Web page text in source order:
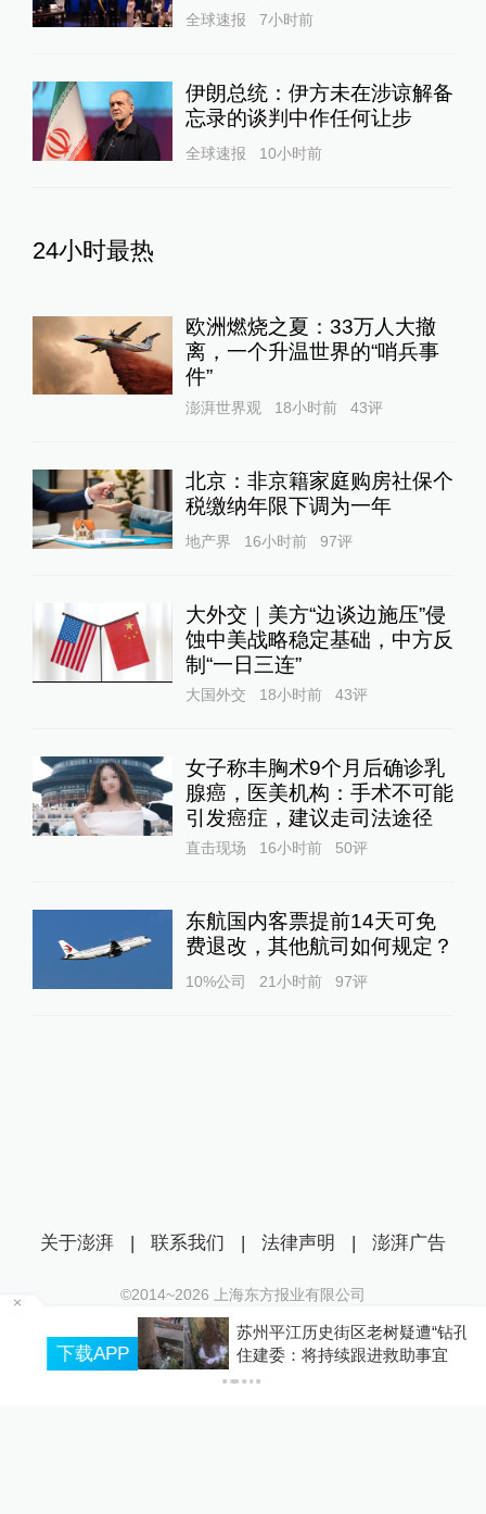
全球速报 7小时前
伊朗总统：伊方未在涉谅解备
忘录的谈判中作任何让步
全球速报 10小时前
24小时最热
欧洲燃烧之夏：33万人大撤
离，一个升温世界的“哨兵事
件”
澎湃世界观 18小时前 43评
北京：非京籍家庭购房社保个
税缴纳年限下调为一年
地产界 16小时前 97评
大外交｜美方“边谈边施压”侵
蚀中美战略稳定基础，中方反
制“一日三连”
大国外交 18小时前 43评
女子称丰胸术9个月后确诊乳
腺癌，医美机构：手术不可能
引发癌症，建议走司法途径
直击现场 16小时前 50评
东航国内客票提前14天可免
费退改，其他航司如何规定？
10%公司 21小时前 97评
苏州平江历史街区老树疑遭“钻孔灌药”，姑苏区
住建委：将持续跟进救助事宜
关于澎湃 | 联系我们 | 法律声明 | 澎湃广告
©2014~2026 上海东方报业有限公司
沪ICP证：沪B2-20170116 | 沪ICP备14003370号
互联网新闻信息服务许可证：31120170006
沪公网安备 31010602000299号